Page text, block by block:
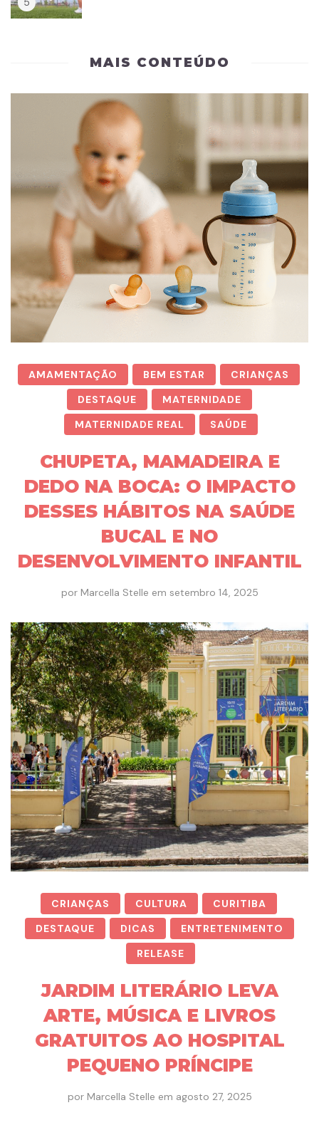
MAIS CONTEÚDO
AMAMENTAÇÃO BEM ESTAR
CRIANÇAS
DESTAQUE
MATERNIDADE
MATERNIDADE REAL
SAÚDE
CHUPETA, MAMADEIRA E
DEDO NA BOCA: O IMPACTO
DESSES HÁBITOS NA SAÚDE
BUCAL E NO
DESENVOLVIMENTO INFANTIL
por Marcella Stelle em setembro 14, 2025
CRIANÇAS CULTURA
CURITIBA
DESTAQUE
DICAS
ENTRETENIMENTO
RELEASE
JARDIM LITERÁRIO LEVA
ARTE, MÚSICA E LIVROS
GRATUITOS AO HOSPITAL
PEQUENO PRÍNCIPE
por Marcella Stelle em agosto 27, 2025